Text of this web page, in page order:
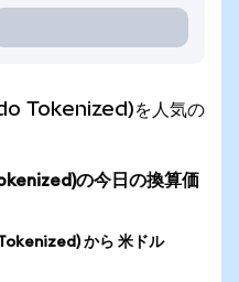
Tokenized)を人気の
の今日の換算価
から 米ドル